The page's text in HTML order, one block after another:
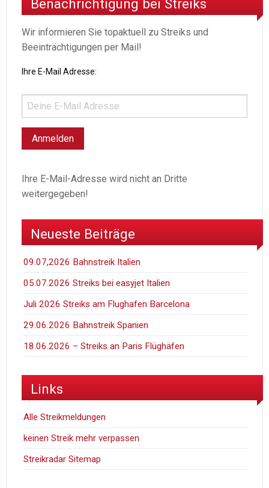
Benachrichtigung bei Streiks
Wir informieren Sie topaktuell zu Streiks und
Beeinträchtigungen per Mail!
Ihre E-Mail Adresse:
Ihre E-Mail-Adresse wird nicht an Dritte
weitergegeben!
Neueste Beiträge
09.07,2026 Bahnstreik Italien
05.07.2026 Streiks bei easyjet Italien
Juli 2026 Streiks am Flughafen Barcelona
29.06.2026 Bahnstreik Spanien
18.06.2026 – Streiks an Paris Flüghäfen
Links
Alle Streikmeldungen
keinen Streik mehr verpassen
Streikradar Sitemap